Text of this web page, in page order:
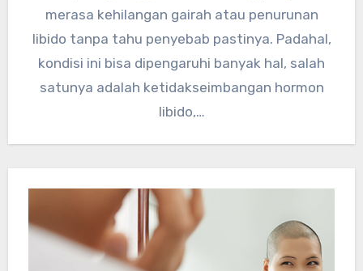
merasa kehilangan gairah atau penurunan
libido tanpa tahu penyebab pastinya. Padahal,
kondisi ini bisa dipengaruhi banyak hal, salah
satunya adalah ketidakseimbangan hormon
libido,…